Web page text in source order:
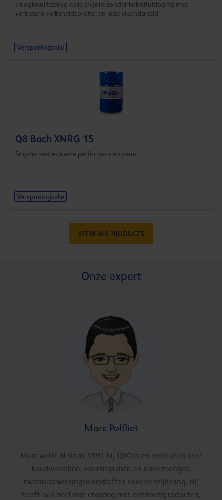
Hoogkwalitatieve volle snijolie zonder kobaltuitloging met
verbeterd veiligheidsprofiel en lage vluchtigheid
Verspaningsolie
Q8 Bach XNRG 15
Snijolie met extreme performanceniveau
Verspaningsolie
VIEW ALL PRODUCTS
Onze expert
Marc Polfliet
Marc werkt al sinds 1991 bij Q8Oils en weet alles over
koudwalsoliën, vormingsoliën en onvermengde
metaalbewerkingsvloeistoffen voor verwijdering. Hij
heeft ook heel wat ervaring met antiroestproducten,